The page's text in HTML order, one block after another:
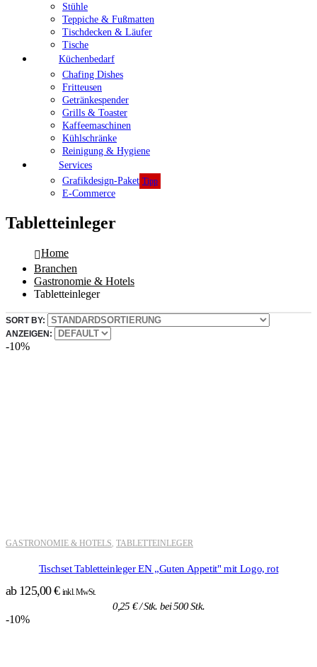
Stühle
Teppiche & Fußmatten
Tischdecken & Läufer
Tische
Küchenbedarf
Chafing Dishes
Fritteusen
Getränkespender
Grills & Toaster
Kaffeemaschinen
Kühlschränke
Reinigung & Hygiene
Services
Grafikdesign-Paket Tipp
E-Commerce
Tabletteinleger
Home
Branchen
Gastronomie & Hotels
Tabletteinleger
SORT BY:
ANZEIGEN:
-10%
GASTRONOMIE & HOTELS TABLETTEINLEGER
Tischset Tabletteinleger EN „Guten Appetit" mit Logo, rot
ab 125,00€ inkl. MwSt.
0,25 €/ Stk. bei 500 Stk.
-10%